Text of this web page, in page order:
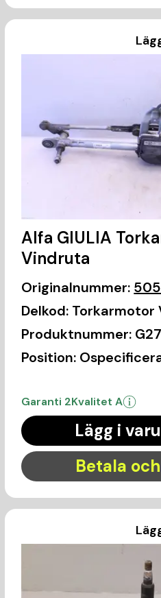
Alfa GIULIA
Vindruta
Originalnummer:
Delkod: Torkarmotor
Produktnummer:
Position:
Garanti 2Kvalitet A
Lägg i
Betala